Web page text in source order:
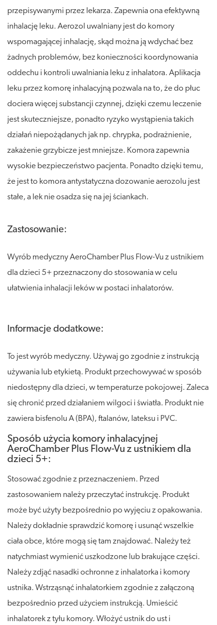
przepisywanymi przez lekarza. Zapewnia ona efektywną
inhalację leku. Aerozol uwalniany jest do komory
wspomagającej inhalację, skąd można ją wdychać bez
żadnych problemów, bez konieczności koordynowania
oddechu i kontroli uwalniania leku z inhalatora. Aplikacja
leku przez komorę inhalacyjną pozwala na to, że do płuc
dociera więcej substancji czynnej, dzięki czemu leczenie
jest skuteczniejsze, ponadto ryzyko wystąpienia takich
działań niepożądanych jak np. chrypka, podrażnienie,
zakażenie grzybicze jest mniejsze. Komora zapewnia
wysokie bezpieczeństwo pacjenta. Ponadto dzięki temu,
że jest to komora antystatyczna dozowanie aerozolu jest
stałe, a lek nie osadza się na jej ściankach.
Zastosowanie:
Wyrób medyczny AeroChamber Plus Flow-Vu z ustnikiem
dla dzieci 5+ przeznaczony do stosowania w celu
ułatwienia inhalacji leków w postaci inhalatorów.
Informacje dodatkowe:
To jest wyrób medyczny. Używaj go zgodnie z instrukcją
używania lub etykietą. Produkt przechowywać w sposób
niedostępny dla dzieci, w temperaturze pokojowej. Zaleca
się chronić przed działaniem wilgoci i światła. Produkt nie
zawiera bisfenolu A (BPA), ftalanów, lateksu i PVC.
Sposób użycia komory inhalacyjnej
AeroChamber Plus Flow-Vu z ustnikiem dla
dzieci 5+:
Stosować zgodnie z przeznaczeniem. Przed
zastosowaniem należy przeczytać instrukcję. Produkt
może być użyty bezpośrednio po wyjęciu z opakowania.
Należy dokładnie sprawdzić komorę i usunąć wszelkie
ciała obce, które mogą się tam znajdować. Należy też
natychmiast wymienić uszkodzone lub brakujące części.
Należy zdjąć nasadki ochronne z inhalatorka i komory
ustnika. Wstrząsnąć inhalatorkiem zgodnie z załączoną
bezpośrednio przed użyciem instrukcją. Umieścić
inhalatorek z tyłu komory. Włożyć ustnik do ust i